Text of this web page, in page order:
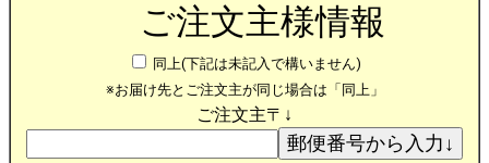
ご注文主様情報
同上(下記は未記入で構いません)
※お届け先とご注文主が同じ場合は「同上」
ご注文主〒↓